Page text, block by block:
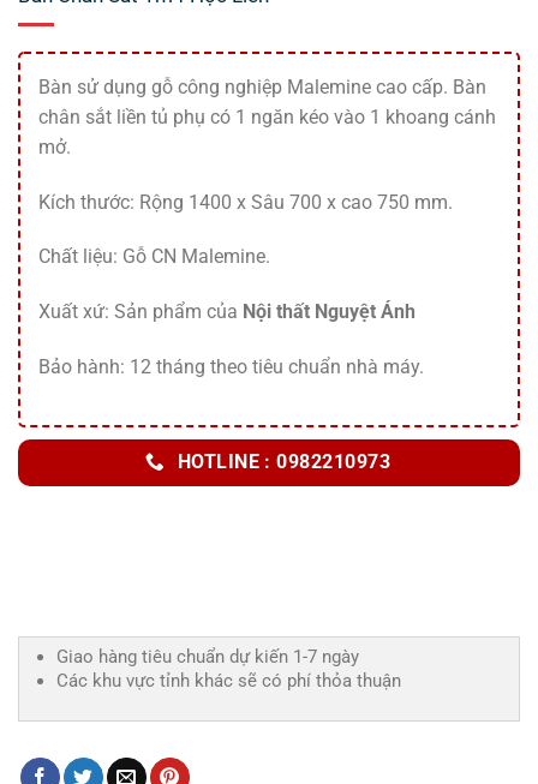
Bàn sử dụng gỗ công nghiệp Malemine cao cấp. Bàn
chân sắt liền tủ phụ có 1 ngăn kéo vào 1 khoang cánh
mở.
Kích thước: Rộng 1400 x Sâu 700 x cao 750 mm.
Chất liệu: Gỗ CN Malemine.
Xuất xứ: Sản phẩm của Nội thất Nguyệt Ánh
Bảo hành: 12 tháng theo tiêu chuẩn nhà máy.
HOTLINE : 0982210973
Giao hàng tiêu chuẩn dự kiến 1-7 ngày
Các khu vực tỉnh khác sẽ có phí thỏa thuận